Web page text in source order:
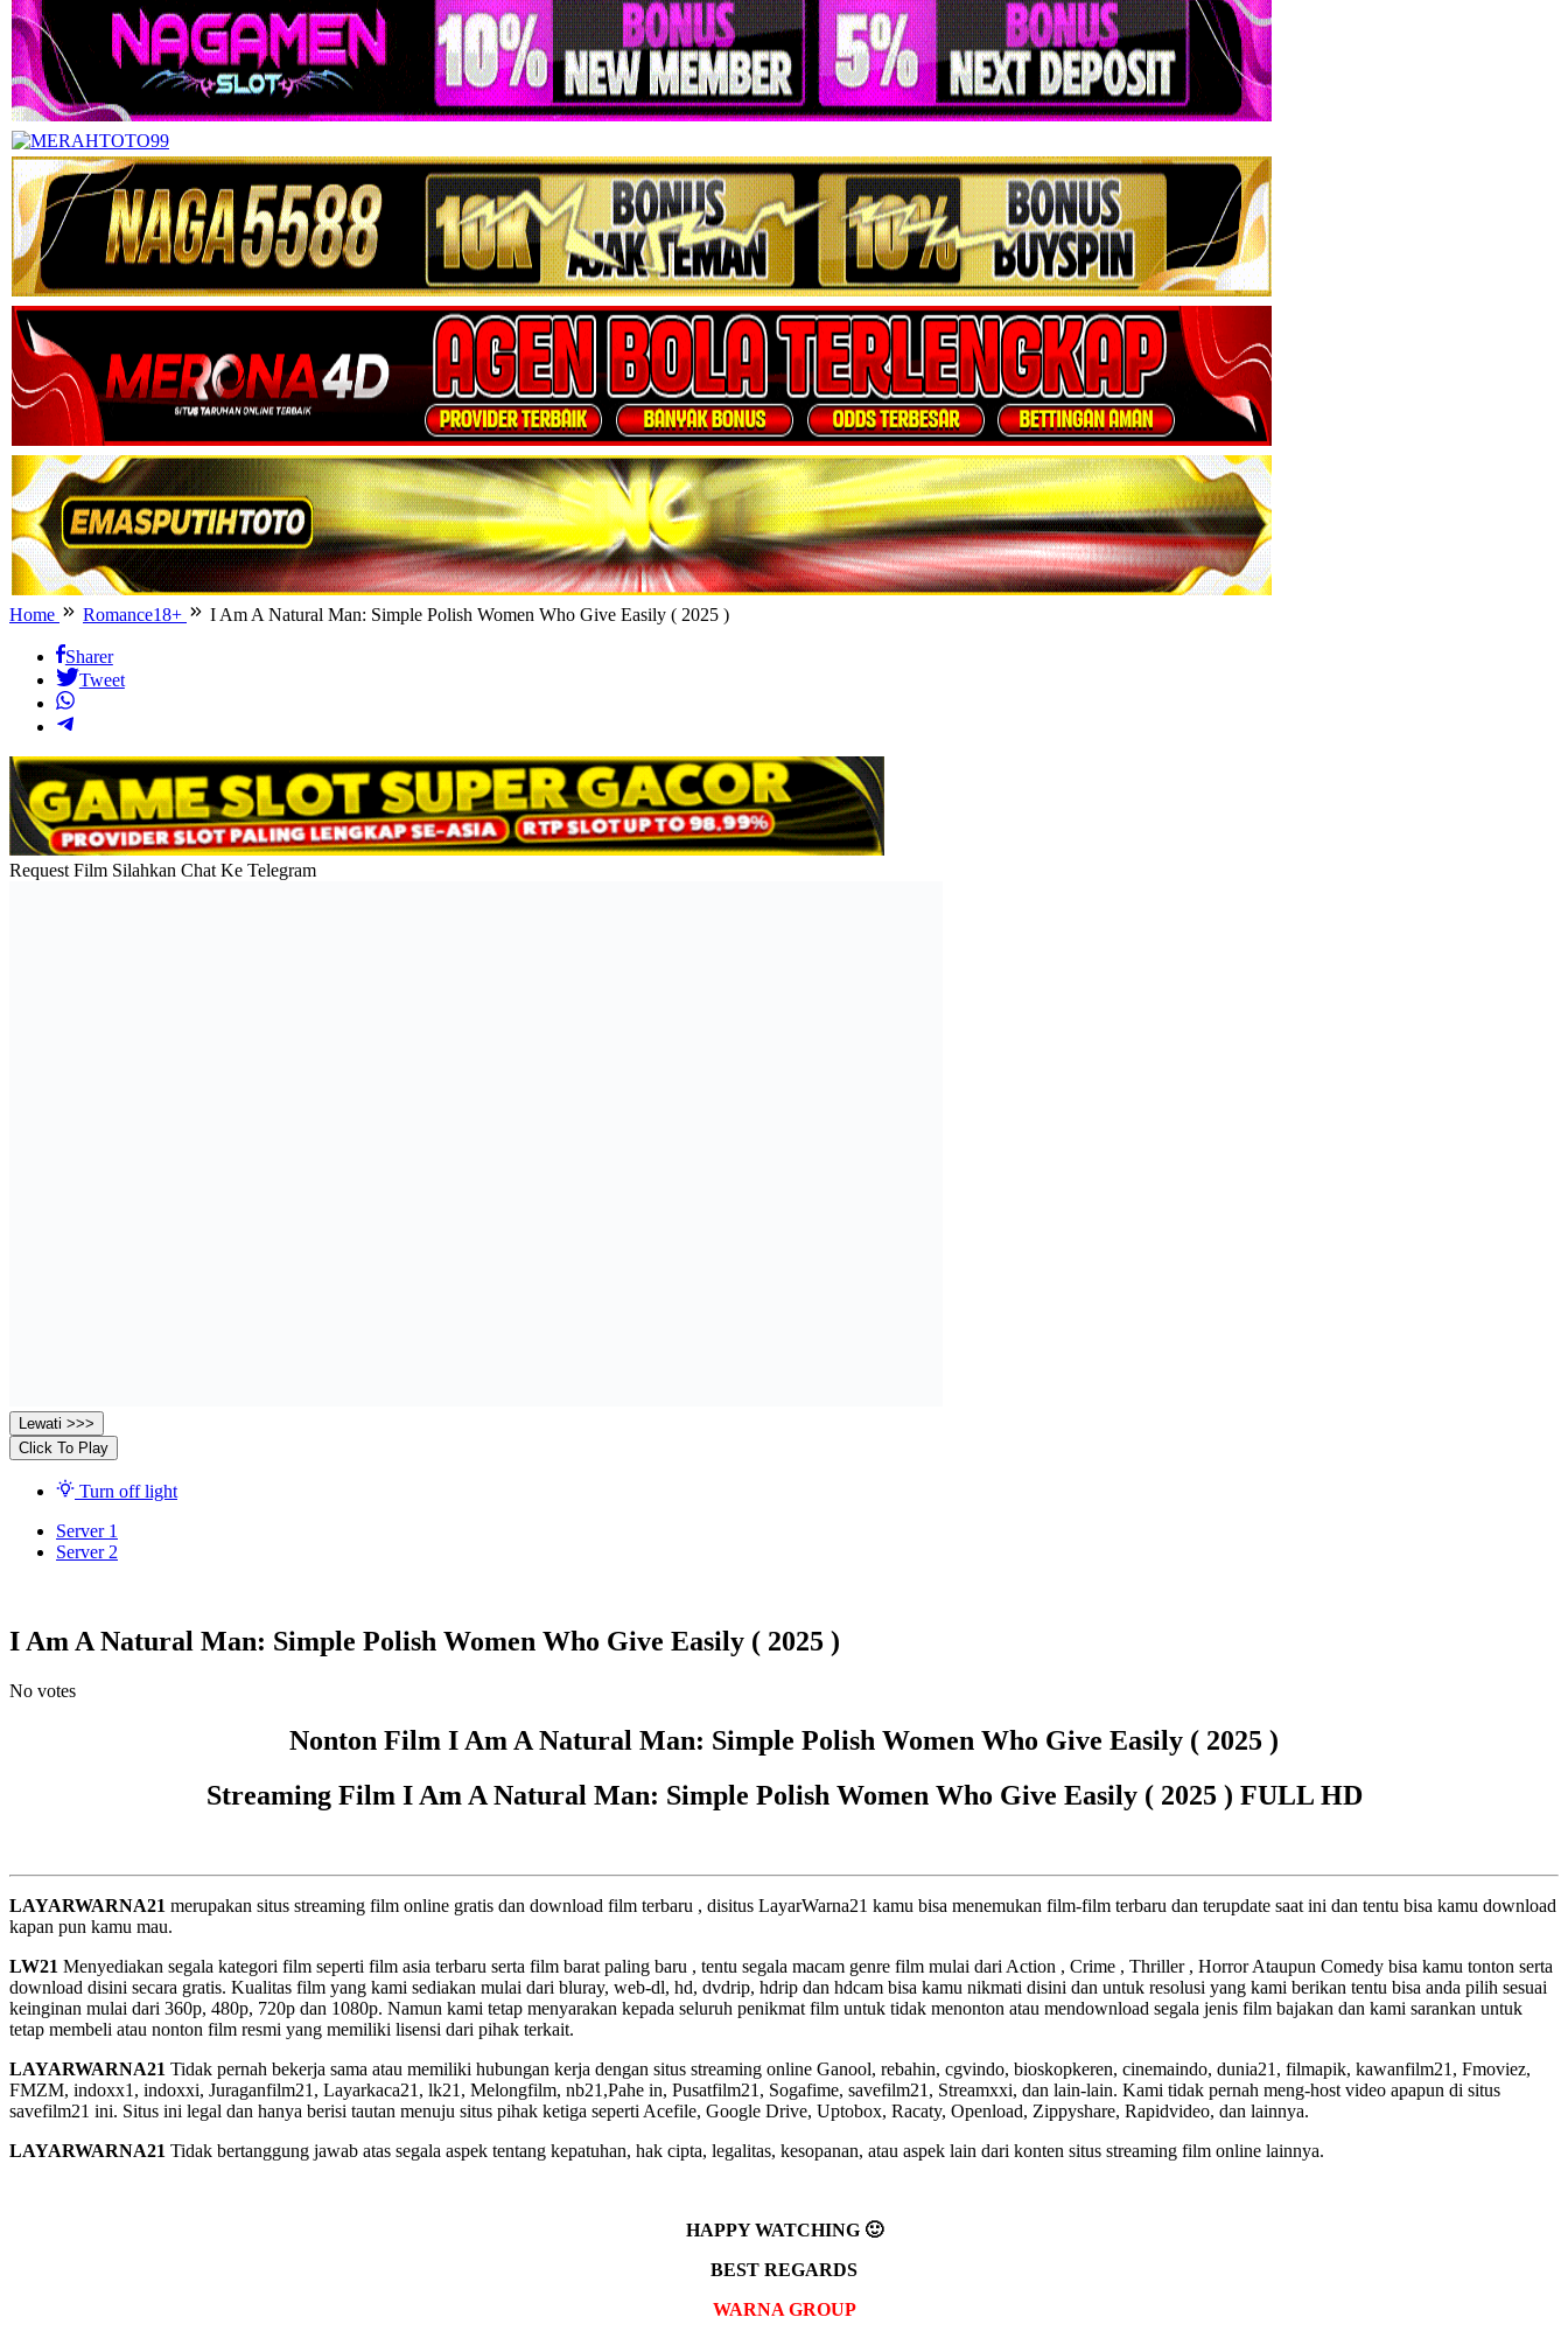
Home Romance18+ I Am A Natural Man: Simple Polish Women Who Give Easily ( 2025 )
Sharer
Tweet
Request Film Silahkan Chat Ke Telegram
Lewati >>>
Click To Play
Turn off light
Server 1
Server 2
I Am A Natural Man: Simple Polish Women Who Give Easily ( 2025 )
No votes
Nonton Film I Am A Natural Man: Simple Polish Women Who Give Easily ( 2025 )
Streaming Film I Am A Natural Man: Simple Polish Women Who Give Easily ( 2025 ) FULL HD
LAYARWARNA21 merupakan situs streaming film online gratis dan download film terbaru , disitus LayarWarna21 kamu bisa menemukan film-film terbaru dan terupdate saat ini dan tentu bisa kamu download
kapan pun kamu mau.
LW21 Menyediakan segala kategori film seperti film asia terbaru serta film barat paling baru , tentu segala macam genre film mulai dari Action , Crime , Thriller , Horror Ataupun Comedy bisa kamu tonton serta
download disini secara gratis. Kualitas film yang kami sediakan mulai dari bluray, web-dl, hd, dvdrip, hdrip dan hdcam bisa kamu nikmati disini dan untuk resolusi yang kami berikan tentu bisa anda pilih sesuai
keinginan mulai dari 360p, 480p, 720p dan 1080p. Namun kami tetap menyarakan kepada seluruh penikmat film untuk tidak menonton atau mendownload segala jenis film bajakan dan kami sarankan untuk
tetap membeli atau nonton film resmi yang memiliki lisensi dari pihak terkait.
LAYARWARNA21 Tidak pernah bekerja sama atau memiliki hubungan kerja dengan situs streaming online Ganool, rebahin, cgvindo, bioskopkeren, cinemaindo, dunia21, filmapik, kawanfilm21, Fmoviez,
FMZM, indoxx1, indoxxi, Juraganfilm21, Layarkaca21, lk21, Melongfilm, nb21,Pahe in, Pusatfilm21, Sogafime, savefilm21, Streamxxi, dan lain-lain. Kami tidak pernah meng-host video apapun di situs
savefilm21 ini. Situs ini legal dan hanya berisi tautan menuju situs pihak ketiga seperti Acefile, Google Drive, Uptobox, Racaty, Openload, Zippyshare, Rapidvideo, dan lainnya.
LAYARWARNA21 Tidak bertanggung jawab atas segala aspek tentang kepatuhan, hak cipta, legalitas, kesopanan, atau aspek lain dari konten situs streaming film online lainnya.
HAPPY WATCHING 🙂
BEST REGARDS
WARNA GROUP